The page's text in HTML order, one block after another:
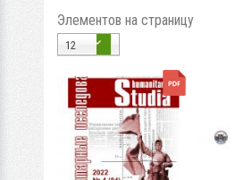
Элементов на страницу
12